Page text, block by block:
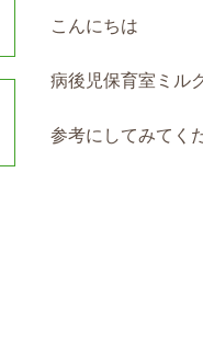
こんにちは
病後児保育室ミ
参考にしてみてく